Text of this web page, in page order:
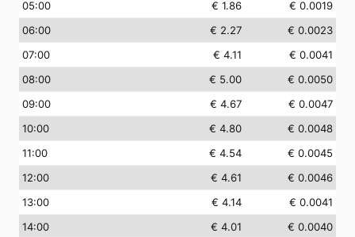
05:00 € 1.86
€ 0.0019
06:00 € 2.27
€ 0.0023
07:00 € 4.11
€ 0.0041
08:00 € 5.00
€ 0.0050
09:00 € 4.67
€ 0.0047
10:00 € 4.80
€ 0.0048
11:00 € 4.54
€ 0.0045
12:00 € 4.61
€ 0.0046
13:00 € 4.14
€ 0.0041
14:00 € 4.01
€ 0.0040